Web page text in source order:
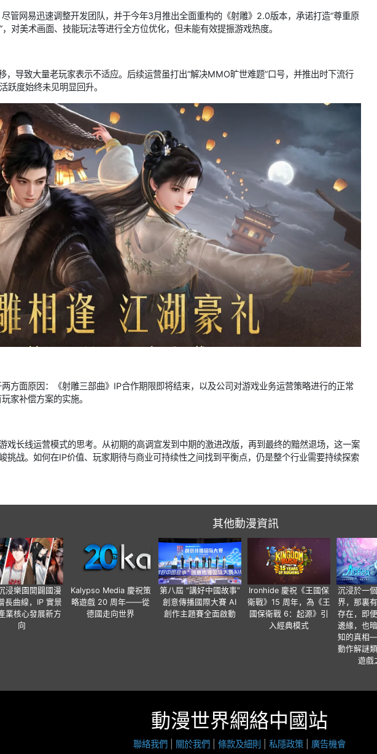
管网易迅速调整开发团队，并于今年3月推出全面重构的《射雕》2.0版本，承诺打造“尊重原
对美术画面、技能玩法等进行全方位优化，但未能有效提振游戏热度。
，导致大量老玩家表示不适应。后续运营虽打出“解决MMO旷世难题”口号，并推出时下流行
跃度始终未见明显回升。
方面原因：《射雕三部曲》IP合作期限即将结束，以及公司对游戏业务运营策略进行的正常
家补偿方案的实施。
戏长线运营模式的思考。从初期的高调宣发到中期的激进改版，再到最终的黯然退场，这一案
挑战。如何在IP价值、玩家期待与商业可持续性之间找到平衡点，仍是整个行业需要持续探索
其他動漫資訊
浸樂園開闢國漫
長曲線，IP 實景
業核心發展新方
向
Kalypso Media 慶祝策
略遊戲 20 周年——從
德國走向世界
第八屆 “講好中國故事”
創意傳播國際大賽 AI
創作主題賽全面啟動
Ironhide 慶祝《王國保
衛戰》15 周年，為《王
國保衛戰 6：起源》引
入經典模式
沉浸於一
界，那裏
存在，即
邊緣，也
知的真相
動作解謎
遊戲
動漫世界網絡中國站
聯絡我們 關於我們 條款及細則 私隱政策 廣告機會